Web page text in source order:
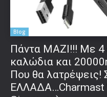
Blog
Πάντα ΜΑΖΙ!!! Με
καλώδια και
Που θα
ΕΛΛΑΔΑ…Charmast